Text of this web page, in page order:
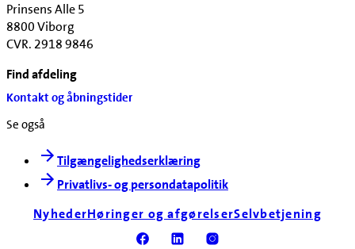
Prinsens Alle 5
8800 Viborg
CVR. 2918 9846
Find afdeling
Kontakt og åbningstider
Se også
Tilgængelighedserklæring
Privatlivs- og persondatapolitik
NyhederHøringer og afgørelserSelvbetjening